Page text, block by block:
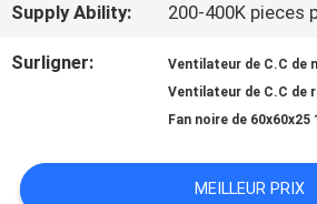
CONTACTEZ-
NOUVELLES
Supply Ability: 200-400K pieces
Surligner: Ventilateur de C.C de
Ventilateur de C.C de
Fan noire de 60x60x25
MEILLEUR PRIX